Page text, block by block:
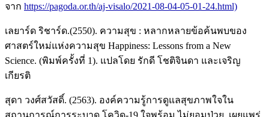
จาก https://pagoda.or.th/aj-visalo/2021-08-04-05-01-24.html)
เลยาร์ด ริชาร์ด.(2550). ความสุข : หลากหลายข้อค้นพบของ
ศาสตร์ใหม่แห่งความสุข Happiness: Lessons from a New
Science. (พิมพ์ครั้งที่ 1). แปลโดย รักดี โชติจินดา และเจริญ
เกียรติ
สุดา วงศ์สวัสดิ์. (2563). องค์ความรู้การดูแลสุขภาพใจใน
สถานการณ์การระบาด โควิด-19 ใจพร้อม ไม่ยอมป่วย. เผยแพร่